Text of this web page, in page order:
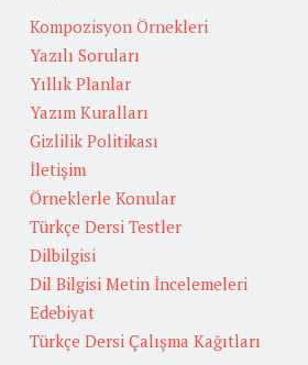
Kompozisyon Örnekleri
Yazılı Soruları
Yıllık Planlar
Yazım Kuralları
Gizlilik Politikası
İletişim
Örneklerle Konular
Türkçe Dersi Testler
Dilbilgisi
Dil Bilgisi Metin İncelemeleri
Edebiyat
Türkçe Dersi Çalışma Kağıtları